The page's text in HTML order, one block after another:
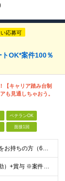
応募可
OK*案件100％
【キャリア踏み台制
も見通しちゃおう。
ベテランOK
面接1回
■IT業界での何らかの実務経験をお持ちの方（6ヶ月以上） ■学歴不問 ◎担当フェーズ └開発・保守・運用などのジャンルやフェーズ、言語などは問いません！ ※ブランクがある方、社会人経験10年以上の方
月給29万円～80万円（単価連動）+賞与 ※案件単価率は80% ※試用期間3ヶ月間の待遇に変動はありません ※みなし残業代(月30時間分47,138円～)を含む。超過分は追加支給 ※給料が上がる形で